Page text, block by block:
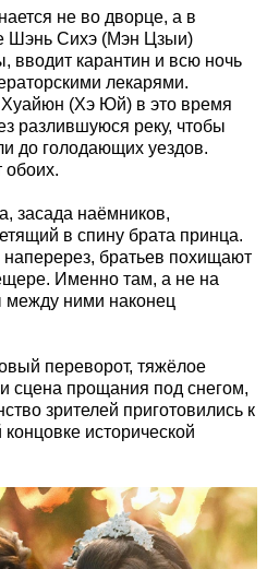
не во дворце, а в
Шэнь Сихэ (Мэн Цзыи)
вводит карантин и всю ночь
лекарями.
(Хэ Юй) в это время
разлившуюся реку, чтобы
до голодающих уездов.
обоих.
засада наёмников,
в спину брата принца.
братьев похищают
Именно там, а не на
между ними наконец
переворот, тяжёлое
сцена прощания под снегом,
зрителей приготовились к
исторической